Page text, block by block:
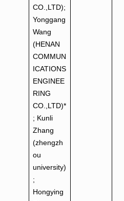
CO.,LTD);
Yonggang
Wang
(HENAN
COMMUN
ICATIONS
ENGINEE
RING
CO.,LTD)*
; Kunli
Zhang
(zhengzh
ou
university)
;
Hongying